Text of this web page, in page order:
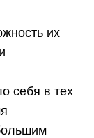
их
себя в тех